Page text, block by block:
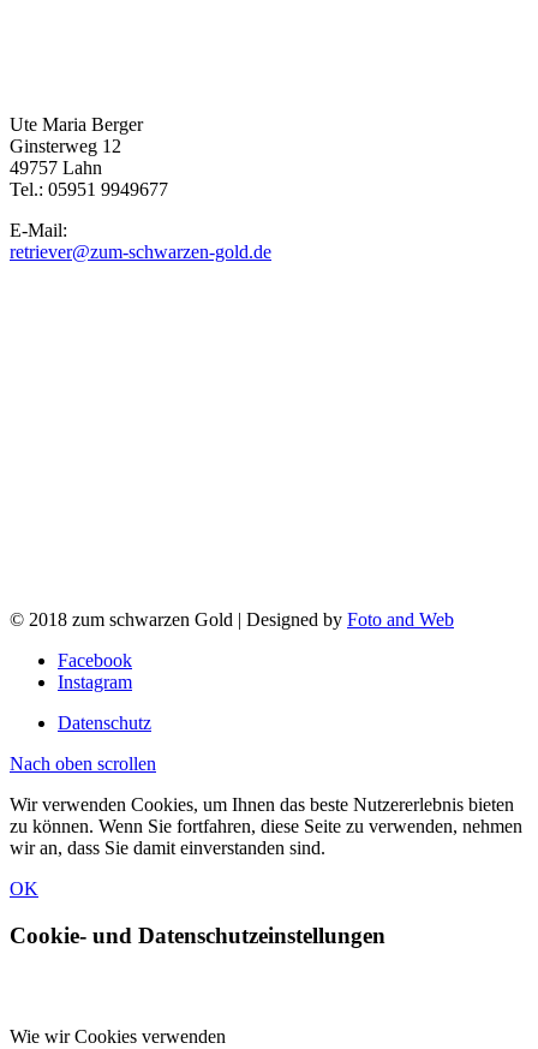
Ute Maria Berger
Ginsterweg 12
49757 Lahn
Tel.: 05951 9949677
E-Mail:
retriever@zum-schwarzen-gold.de
© 2018 zum schwarzen Gold | Designed by Foto and Web
Facebook
Instagram
Datenschutz
Nach oben scrollen
Wir verwenden Cookies, um Ihnen das beste Nutzererlebnis bieten
zu können. Wenn Sie fortfahren, diese Seite zu verwenden, nehmen
wir an, dass Sie damit einverstanden sind.
OK
Cookie- und Datenschutzeinstellungen
Wie wir Cookies verwenden